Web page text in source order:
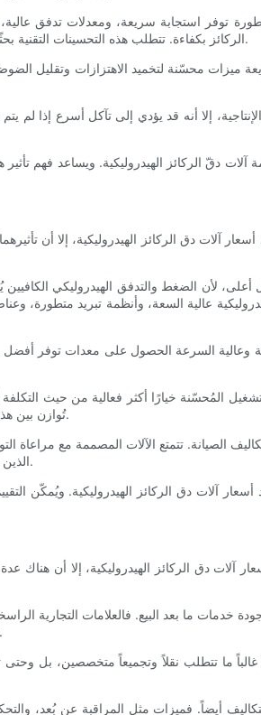
توفر استجابة سريعة، ومعدلات تدفق
الركائز بكفاءة. تتطلب هذه التحسينات التقنية بحثًا وتطويرًا مكثفًا، بالإضافة إلى مدخلات تصنيع عالية الجودة، وكل ذلك ينعكس على التكلفة النهائية للآلات.
ميزات محسّنة لتخميد الاهتزازات وتقليل
إلا أنه قد يؤدي إلى تآكل أسرع إذا لم
دقّ الركائز الهيدروليكية. ويساعد فهم
آلات دق الركائز الهيدروليكية، إلا أن
أعلى، لأن الضغط والتدفق الهيدروليكي
عالية السعة، وأنظمة تبريد متطورة،
وعالية السرعة الحصول على معدات توفر
المُحسّنة خيارًا أكثر فعالية من حيث
تُوازن بين هذين العاملين لتلبية احتياجات المشاريع المتوسطة، مُقدّمين حلولًا اقتصادية دون المساس بالأداء الأساسي.
الصيانة. تتمتع الآلات المصممة مع
الذين يفهمون هذا التفاعل إلى اتخاذ قرارات استثمارية أفضل تتوافق مع جداول مشاريعهم الزمنية وميزانياتهم.
آلات دق الركائز الهيدروليكية. ويُمكّن
دق الركائز الهيدروليكية، إلا أن هناك
خدمات ما بعد البيع. فالعلامات التجارية
يُبرر المشترون هذا السعر المرتفع بضمان توفر قطع الغيار بشكل أفضل، والدعم الفني، وتغطية الضمان.
غالباً ما تتطلب نقلاً وتجميعاً متخصصين، بل
أيضاً. فميزات مثل المراقبة عن بُعد،